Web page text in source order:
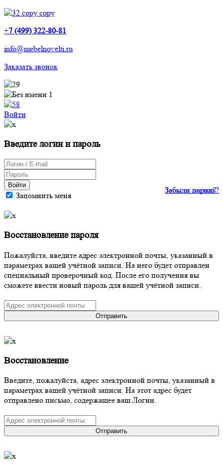
+7 (499) 322-80-81
info@mebelnovelti.ru
Заказать звонок
Войти
Введите логин и пароль
Войти
Запомнить меня
Забыли пароль?
Забыли логин?
Восстановление пароля
Пожалуйста, введите адрес электронной почты, указанный в
параметрах вашей учётной записи. На него будет отправлен
специальный проверочный код. После его получения вы
сможете ввести новый пароль для вашей учётной записи.
Отправить
Восстановление
Введите, пожалуйста, адрес электронной почты, указанный в
параметрах вашей учётной записи. На этот адрес будет
отправлено письмо, содержащее ваш Логин.
Отправить